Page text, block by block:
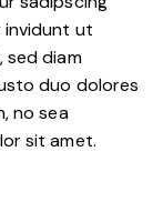
invidunt ut
sed diam
duo dolores
no sea
sit amet.